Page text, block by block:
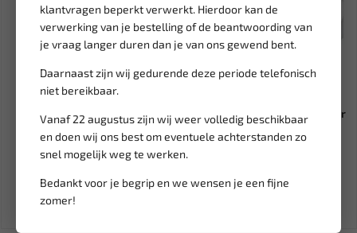
klantvragen beperkt verwerkt. Hierdoor kan de
verwerking van je bestelling of de beantwoording van
je vraag langer duren dan je van ons gewend bent.
Daarnaast zijn wij gedurende deze periode telefonisch
niet bereikbaar.
Vanaf 22 augustus zijn wij weer volledig beschikbaar
en doen wij ons best om eventuele achterstanden zo
snel mogelijk weg te werken.
Bedankt voor je begrip en we wensen je een fijne
zomer!
Leverbaar
FORCE Olie carterplug
dopsleutel set FC-5051
Ex. btw: € 18,45
RODAC 1/4" Mini-olienevelaar
Ex. btw: € 23,10